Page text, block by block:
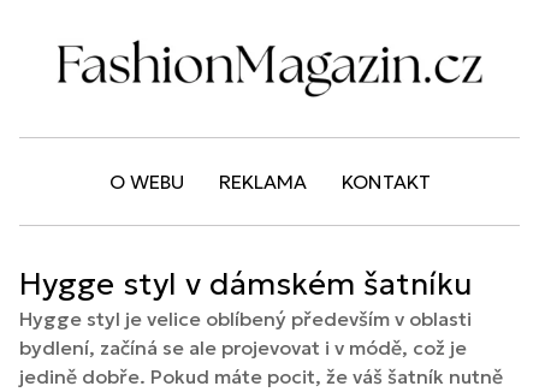
O WEBU REKLAMA KONTAKT
Hygge styl v dámském šatníku
Hygge styl je velice oblíbený především v oblasti
bydlení, začíná se ale projevovat i v módě, což je
jedině dobře. Pokud máte pocit, že váš šatník nutně